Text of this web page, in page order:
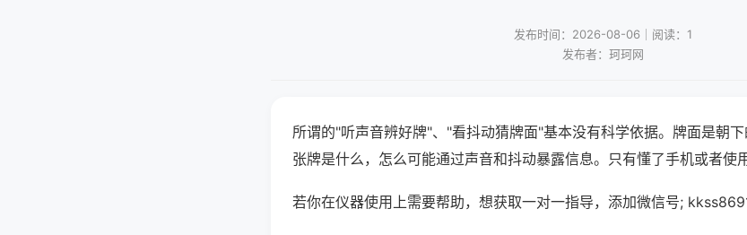
发布时间：2026-08-06｜阅读：1
发布者：珂珂网
所谓的"听声音辨好牌"、"看抖动猜牌面"基本没有科学依据。牌面是朝
张牌是什么，怎么可能通过声音和抖动暴露信息。只有懂了手机或者使
若你在仪器使用上需要帮助，想获取一对一指导，添加微信号;